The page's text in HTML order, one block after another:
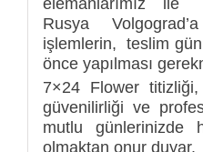
Rusya
işlemlerin, teslim
önce yapılması
7×24 Flower titizliği,
güvenilirliği ve
mutlu günlerinizde
olmaktan onur duyar.